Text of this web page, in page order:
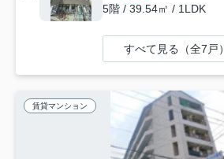
5階 / 39.54㎡ / 1LDK
すべて見る（全7戸）
賃貸マンション